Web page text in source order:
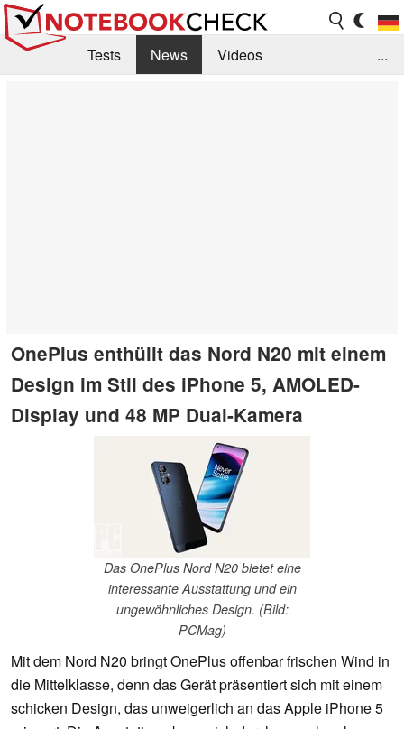
Tests News
Videos
...
OnePlus enthüllt das Nord N20 mit einem
Design im Stil des iPhone 5, AMOLED-
Display und 48 MP Dual-Kamera
Das OnePlus Nord N20 bietet eine
interessante Ausstattung und ein
ungewöhnliches Design. (Bild:
PCMag)
Mit dem Nord N20 bringt OnePlus offenbar frischen Wind in
die Mittelklasse, denn das Gerät präsentiert sich mit einem
schicken Design, das unweigerlich an das Apple iPhone 5